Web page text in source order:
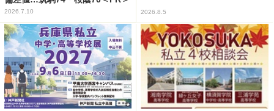
2026.7.10 2026.8.5